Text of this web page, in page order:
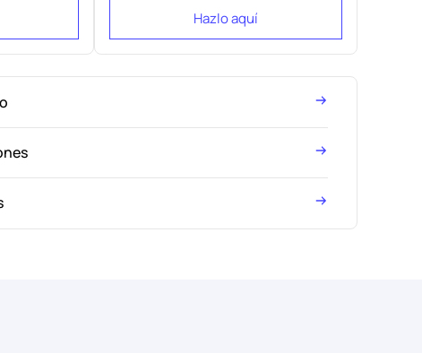
Hazlo aquí